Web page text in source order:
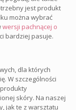
jest produkt
można wybrać
wersji pachnącej o
bardziej pasuje.
dla których
W szczególności
skóry. Na naszej
jak te z warsztatu